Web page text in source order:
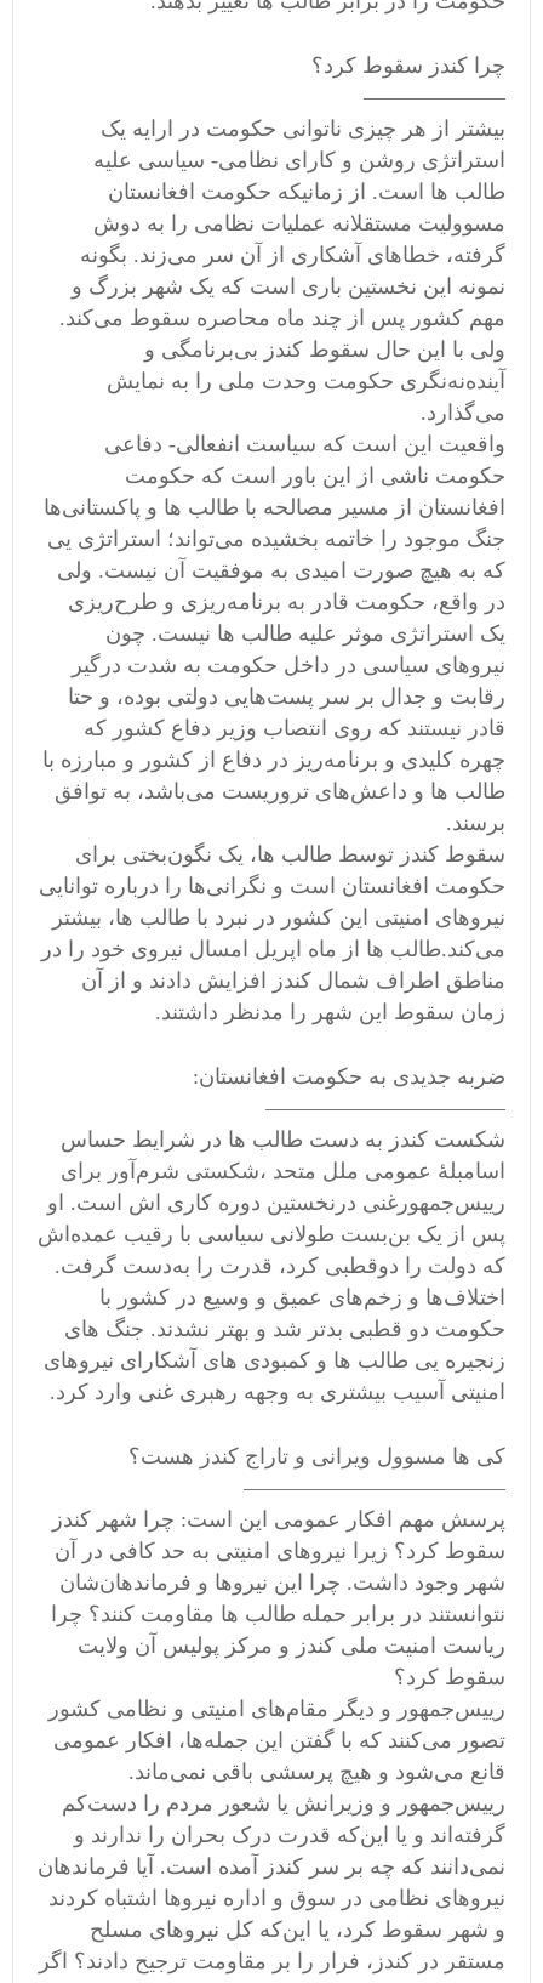
چرا کندز سقوط کرد؟
——————–
بیشتر از هر چیزی ناتوانی حکومت در ارایه یک
استراتژی روشن و کارای نظامی- سیاسی علیه
طالب ها است. از زمانیکه حکومت افغانستان
مسوولیت مستقلانه عملیات نظامی ‌را به دوش
گرفته، خطاهای آشکاری از آن سر می‌زند. بگونه
نمونه این نخستین باری است که یک شهر بزرگ و
مهم کشور پس از چند ماه محاصره سقوط می‌کند.
ولی با این حال سقوط کندز بی‌برنامگی و
آینده‌نه‌نگری حکومت وحدت ملی را به نمایش
می‌گذارد.
واقعیت این است که سیاست انفعالی- دفاعی
حکومت ناشی از این باور است که حکومت
افغانستان از مسیر مصالحه با طالب ها و پاکستانی‌ها
جنگ موجود را خاتمه بخشیده می‌تواند؛ استراتژی‌ یی
که به هیچ صورت امیدی به موفقیت آن نیست. ولی
در واقع، حکومت قادر به برنامه‌ریزی و طرح‌ریزی
یک استراتژی موثر علیه طالب ها نیست. چون
نیروهای سیاسی در داخل حکومت به شدت درگیر
رقابت و جدال بر سر پست‌هایی دولتی بوده، و حتا
قادر نیستند که روی انتصاب وزیر دفاع کشور که
چهره کلیدی و برنامه‌ریز در دفاع از کشور و مبارزه با
طالب ها و داعش‌های تروریست می‌باشد، به توافق
برسند.
سقوط کندز توسط طالب ها، یک نگون‌بختی برای
حکومت افغانستان است و نگرانی‌ها را درباره توانایی
نیروهای امنیتی این کشور در نبرد با طالب ها، بیشتر
می‌کند.طالب ها از ماه اپریل امسال نیروی خود را در
مناطق اطراف شمال کندز افزایش دادند و از آن
زمان سقوط این شهر را مدنظر داشتند.
ضربه جدیدی به حکومت افغانستان:
———————————
شکست کندز به دست طالب ها در شرایط حساس
اسامبلۀ عمومی ملل متحد ،شکستی شرم‌آور برای
رییس‌جمهور‌غنی درنخستین دوره کاری‌ اش است. او
پس از یک بن‌بست طولانی سیاسی با رقیب عمده‌اش
که دولت را دوقطبی کرد، قدرت را به‌دست گرفت.
اختلاف‌ها و زخم‌های عمیق و وسیع در کشور با
حکومت دو قطبی بدتر شد و بهتر نشدند. جنگ های
زنجیره یی طالب ها و کمبودی های آشکارای نیروهای
امنیتی آسیب بیشتری به وجهه رهبری غنی وارد کرد.
کی ها مسوول ویرانی و تاراج کندز هست؟
————————————
پرسش مهم افکار عمومی این است: چرا شهر کندز
سقوط کرد؟ زیرا نیروهای امنیتی به حد کافی در آن
شهر وجود داشت. چرا این نیروها و فرماندهان‌شان
نتوانستند در برابر حمله طالب ها مقاومت کنند؟ چرا
ریاست امنیت ملی کندز و مرکز پولیس آن ولایت
سقوط کرد؟
رییس‌جمهور و دیگر مقام‌های امنیتی و نظامی کشور
تصور می‌کنند که با گفتن این جمله‌ها، افکار عمومی
قانع می‌شود و هیچ پرسشی باقی نمی‌ماند.
رییس‌جمهور و وزیرانش یا شعور مردم را دست‌کم
گرفته‌اند و یا این‌که قدرت درک بحران را ندارند و
نمی‌دانند که چه بر سر کندز آمده است. آیا فرماندهان
نیرو‌های نظامی در سوق و اداره نیروها اشتباه کردند
و شهر سقوط کرد، یا این‌که کل نیروهای مسلح
مستقر در کندز، فرار را بر مقاومت ترجیح دادند؟ اگر